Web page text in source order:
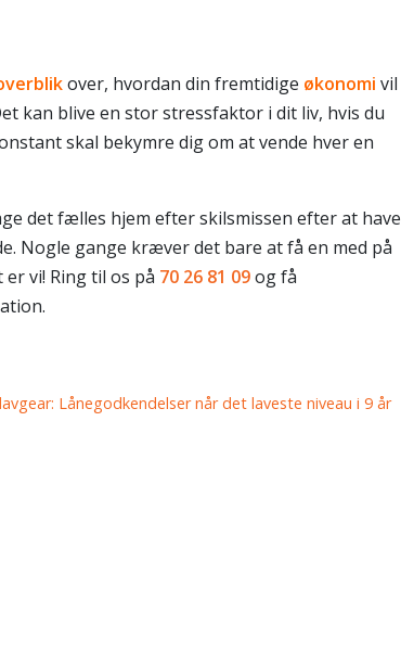
over, hvordan din fremtidige økonomi vil
kan blive en stor stressfaktor i dit liv, hvis du
skal bekymre dig om at vende hver en
det fælles hjem efter skilsmissen efter at have
Nogle gange kræver det bare at få en med på
vi! Ring til os på 70 26 81 09og få
Lånegodkendelser når det laveste niveau i 9 år